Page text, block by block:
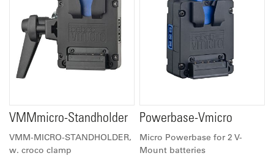
VMMmicro-Standholder
VMM-MICRO-STANDHOLDER,
w. croco clamp
Powerbase-Vmicro
Micro Powerbase for 2 V-
Mount batteries